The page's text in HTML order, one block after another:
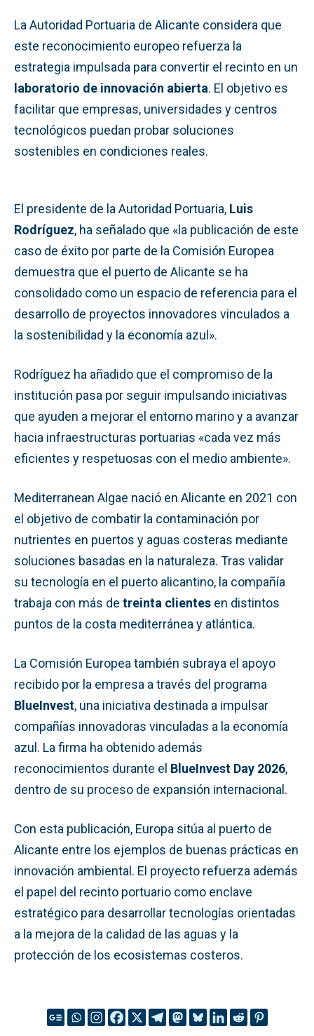
La Autoridad Portuaria de Alicante considera que
este reconocimiento europeo refuerza la
estrategia impulsada para convertir el recinto en un
laboratorio de innovación abierta. El objetivo es
facilitar que empresas, universidades y centros
tecnológicos puedan probar soluciones
sostenibles en condiciones reales.
El presidente de la Autoridad Portuaria, Luis
Rodríguez, ha señalado que «la publicación de este
caso de éxito por parte de la Comisión Europea
demuestra que el puerto de Alicante se ha
consolidado como un espacio de referencia para el
desarrollo de proyectos innovadores vinculados a
la sostenibilidad y la economía azul».
Rodríguez ha añadido que el compromiso de la
institución pasa por seguir impulsando iniciativas
que ayuden a mejorar el entorno marino y a avanzar
hacia infraestructuras portuarias «cada vez más
eficientes y respetuosas con el medio ambiente».
Mediterranean Algae nació en Alicante en 2021 con
el objetivo de combatir la contaminación por
nutrientes en puertos y aguas costeras mediante
soluciones basadas en la naturaleza. Tras validar
su tecnología en el puerto alicantino, la compañía
trabaja con más de treinta clientes en distintos
puntos de la costa mediterránea y atlántica.
La Comisión Europea también subraya el apoyo
recibido por la empresa a través del programa
BlueInvest, una iniciativa destinada a impulsar
compañías innovadoras vinculadas a la economía
azul. La firma ha obtenido además
reconocimientos durante el BlueInvest Day 2026,
dentro de su proceso de expansión internacional.
Con esta publicación, Europa sitúa al puerto de
Alicante entre los ejemplos de buenas prácticas en
innovación ambiental. El proyecto refuerza además
el papel del recinto portuario como enclave
estratégico para desarrollar tecnologías orientadas
a la mejora de la calidad de las aguas y la
protección de los ecosistemas costeros.